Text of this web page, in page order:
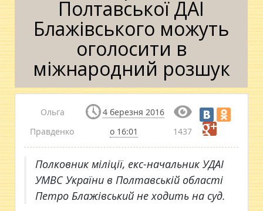
Полтавської ДАІ
Блажівського можуть
оголосити в
міжнародний розшук
Ольга
Правденко
4 березня 2016
о 16:01
1437
Полковник міліції, екс-начальник УДАІ
УМВС України в Полтавській області
Петро Блажівський не ходить на суд.